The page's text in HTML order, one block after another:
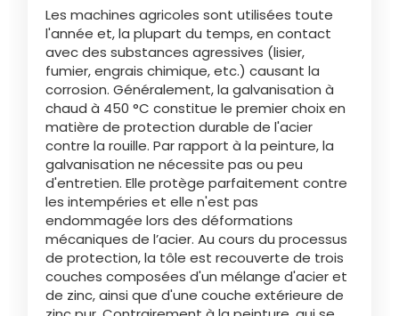
JOBS
CONTACT
MyJOSKIN
Dansk
Română
Suomi
Magyar
Български
Eesti keel
Les machines agricoles sont utilisées toute
l'année et, la plupart du temps, en contact
avec des substances agressives (lisier,
fumier, engrais chimique, etc.) causant la
corrosion. Généralement, la galvanisation à
chaud à 450 °C constitue le premier choix en
matière de protection durable de l'acier
contre la rouille. Par rapport à la peinture, la
galvanisation ne nécessite pas ou peu
d'entretien. Elle protège parfaitement contre
les intempéries et elle n'est pas
endommagée lors des déformations
mécaniques de l’acier. Au cours du processus
de protection, la tôle est recouverte de trois
couches composées d'un mélange d'acier et
de zinc, ainsi que d'une couche extérieure de